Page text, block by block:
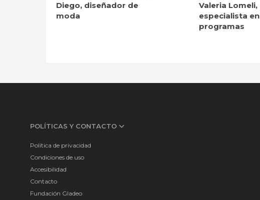
Diego, diseñador de
moda
Valeria Lomeli,
especialista en
programas
POLÍTICAS Y CONTACTO
Política de privacidad
Condiciones de uso
Accesibilidad
Contacto
Fundación Gladeo